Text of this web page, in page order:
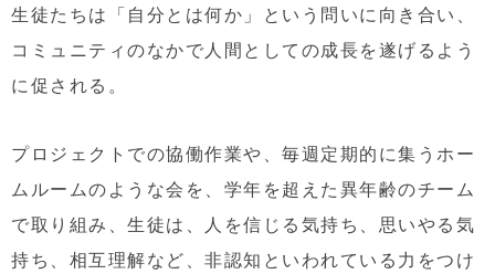
生徒たちは「自分とは何か」という問いに向き合い、
コミュニティのなかで人間としての成長を遂げるよう
に促される。
プロジェクトでの協働作業や、毎週定期的に集うホー
ムルームのような会を、学年を超えた異年齢のチーム
で取り組み、生徒は、人を信じる気持ち、思いやる気
持ち、相互理解など、非認知といわれている力をつけ